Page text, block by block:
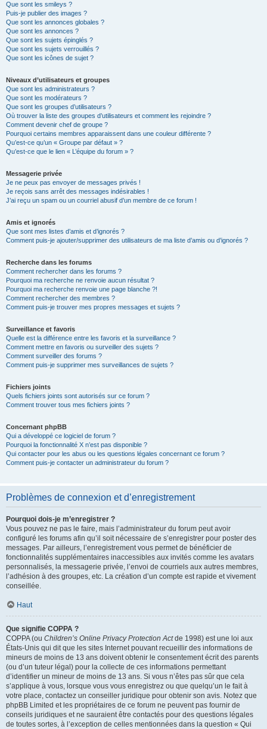
Que sont les smileys ?
Puis-je publier des images ?
Que sont les annonces globales ?
Que sont les annonces ?
Que sont les sujets épinglés ?
Que sont les sujets verrouillés ?
Que sont les icônes de sujet ?
Niveaux d’utilisateurs et groupes
Que sont les administrateurs ?
Que sont les modérateurs ?
Que sont les groupes d’utilisateurs ?
Où trouver la liste des groupes d’utilisateurs et comment les rejoindre ?
Comment devenir chef de groupe ?
Pourquoi certains membres apparaissent dans une couleur différente ?
Qu’est-ce qu’un « Groupe par défaut » ?
Qu’est-ce que le lien « L’équipe du forum » ?
Messagerie privée
Je ne peux pas envoyer de messages privés !
Je reçois sans arrêt des messages indésirables !
J’ai reçu un spam ou un courriel abusif d’un membre de ce forum !
Amis et ignorés
Que sont mes listes d’amis et d’ignorés ?
Comment puis-je ajouter/supprimer des utilisateurs de ma liste d’amis ou d’ignorés ?
Recherche dans les forums
Comment rechercher dans les forums ?
Pourquoi ma recherche ne renvoie aucun résultat ?
Pourquoi ma recherche renvoie une page blanche ?!
Comment rechercher des membres ?
Comment puis-je trouver mes propres messages et sujets ?
Surveillance et favoris
Quelle est la différence entre les favoris et la surveillance ?
Comment mettre en favoris ou surveiller des sujets ?
Comment surveiller des forums ?
Comment puis-je supprimer mes surveillances de sujets ?
Fichiers joints
Quels fichiers joints sont autorisés sur ce forum ?
Comment trouver tous mes fichiers joints ?
Concernant phpBB
Qui a développé ce logiciel de forum ?
Pourquoi la fonctionnalité X n’est pas disponible ?
Qui contacter pour les abus ou les questions légales concernant ce forum ?
Comment puis-je contacter un administrateur du forum ?
Problèmes de connexion et d’enregistrement
Pourquoi dois-je m’enregistrer ?
Vous pouvez ne pas le faire, mais l’administrateur du forum peut avoir
configuré les forums afin qu’il soit nécessaire de s’enregistrer pour poster des
messages. Par ailleurs, l’enregistrement vous permet de bénéficier de
fonctionnalités supplémentaires inaccessibles aux invités comme les avatars
personnalisés, la messagerie privée, l’envoi de courriels aux autres membres,
l’adhésion à des groupes, etc. La création d’un compte est rapide et vivement
conseillée.
Haut
Que signifie COPPA ?
COPPA (ou Children’s Online Privacy Protection Actde 1998) est une loi aux
États-Unis qui dit que les sites Internet pouvant recueillir des informations de
mineurs de moins de 13 ans doivent obtenir le consentement écrit des parents
(ou d’un tuteur légal) pour la collecte de ces informations permettant
d’identifier un mineur de moins de 13 ans. Si vous n’êtes pas sûr que cela
s’applique à vous, lorsque vous vous enregistrez ou que quelqu’un le fait à
votre place, contactez un conseiller juridique pour obtenir son avis. Notez que
phpBB Limited et les propriétaires de ce forum ne peuvent pas fournir de
conseils juridiques et ne sauraient être contactés pour des questions légales
de toutes sortes, à l’exception de celles mentionnées dans la question « Qui